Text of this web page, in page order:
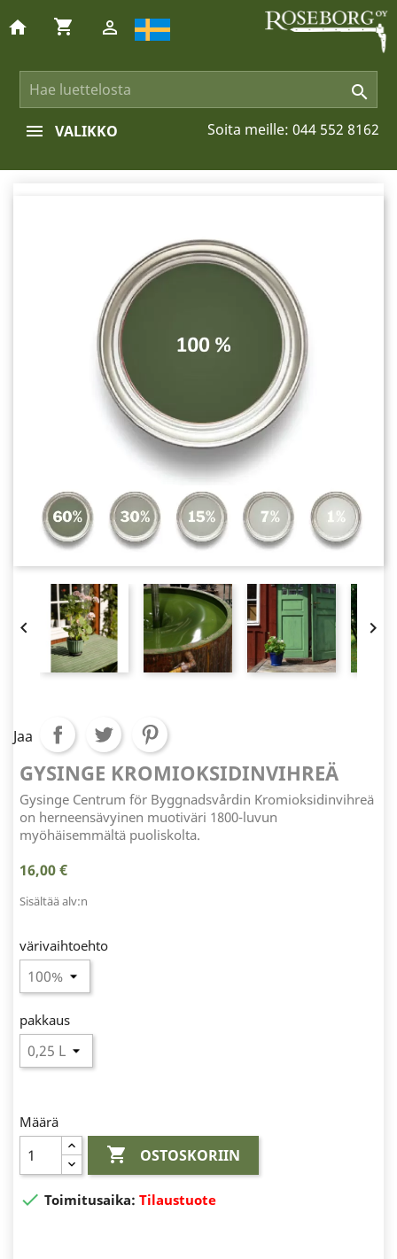

home shopping_cart 
Soita meille: 044 552 8162
VALIKKO
 
Jaa
GYSINGE KROMIOKSIDINVIHREÄ
Gysinge Centrum för Byggnadsvårdin Kromioksidinvihreä
on herneensävyinen muotiväri 1800-luvun
myöhäisemmältä puoliskolta.
16,00 €
Sisältää alv:n
värivaihtoehto
pakkaus
Määrä
 OSTOSKORIIN
 Toimitusaika: Tilaustuote